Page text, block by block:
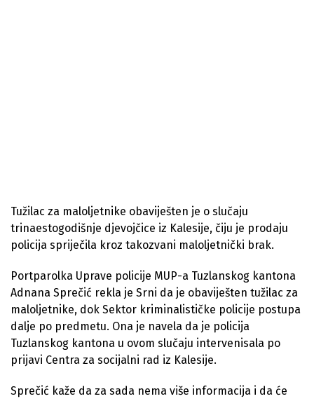
Tužilac za maloljetnike obaviješten je o slučaju
trinaestogodišnje djevojčice iz Kalesije, čiju je prodaju
policija spriječila kroz takozvani maloljetnički brak.
Portparolka Uprave policije MUP-a Tuzlanskog kantona
Adnana Sprečić rekla je Srni da je obaviješten tužilac za
maloljetnike, dok Sektor kriminalističke policije postupa
dalje po predmetu. Ona je navela da je policija
Tuzlanskog kantona u ovom slučaju intervenisala po
prijavi Centra za socijalni rad iz Kalesije.
Sprečić kaže da za sada nema više informacija i da će